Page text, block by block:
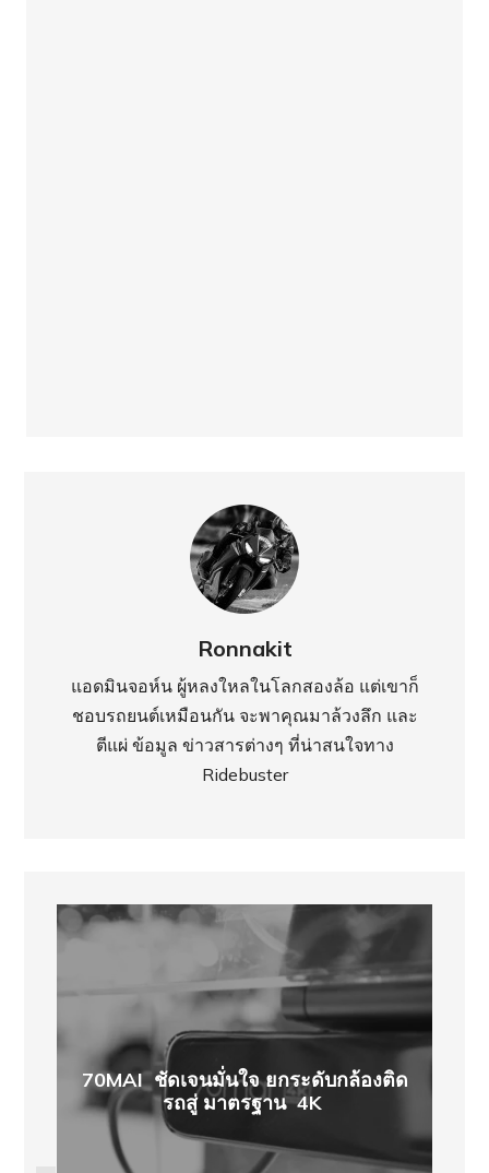
Ronnakit
แอดมินจอห์น ผู้หลงใหลในโลกสองล้อ แต่เขาก็
ชอบรถยนต์เหมือนกัน จะพาคุณมาล้วงลึก และ
ตีแผ่ ข้อมูล ข่าวสารต่างๆ ที่น่าสนใจทาง
Ridebuster
70MAI ชัดเจนมั่นใจ ยกระดับกล้องติด
รถสู่ มาตรฐาน 4K